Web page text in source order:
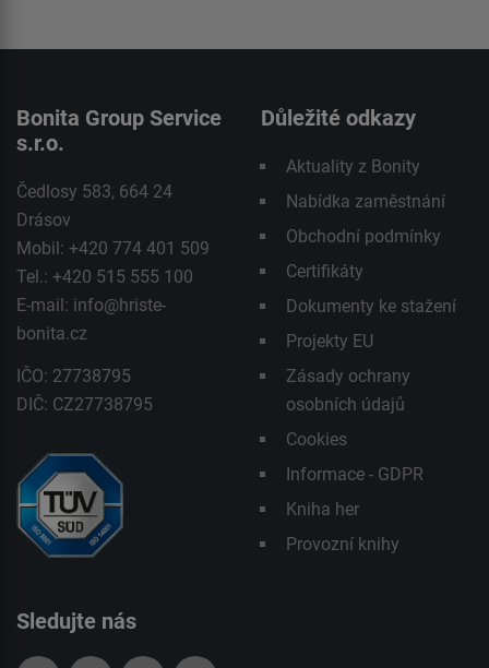
Bonita Group Service
s.r.o.
Čedlosy 583, 664 24
Drásov
Mobil: +420 774 401 509
Tel.: +420 515 555 100
E-mail: info@hriste-
bonita.cz
IČO: 27738795
DIČ: CZ27738795
Důležité odkazy
Aktuality z Bonity
Nabídka zaměstnání
Obchodní podmínky
Certifikáty
Dokumenty ke stažení
Projekty EU
Zásady ochrany
osobních údajů
Cookies
Informace - GDPR
Kniha her
Provozní knihy
Sledujte nás